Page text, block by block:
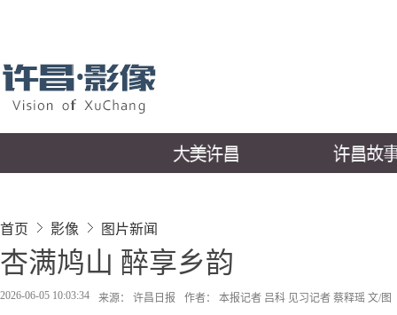
首页 影像 图片新闻
杏满鸠山 醉享乡韵
2026-06-05 10:03:34 来源： 许昌日报 作者： 本报记者 吕科 见习记者 蔡释瑶 文/图